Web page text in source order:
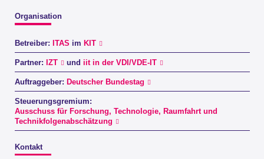
Organisation
Betreiber: ITAS im KIT
Partner: IZT und iit in der VDI/VDE-IT
Auftraggeber: Deutscher Bundestag
Steuerungsgremium:
Ausschuss für Forschung, Technologie, Raumfahrt und
Technikfolgenabschätzung
Kontakt